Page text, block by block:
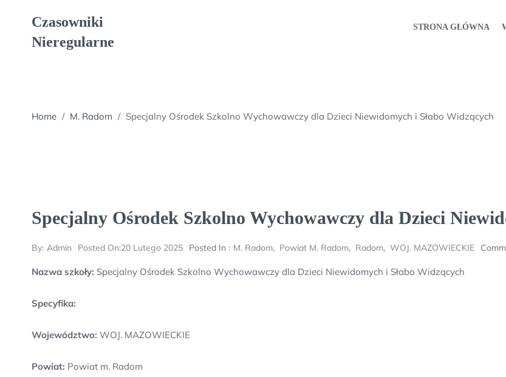
Czasowniki
Nieregularne
STRONA GŁÓWNA
Home / M. Radom / Specjalny Ośrodek Szkolno Wychowawczy dla Dzieci Niewidomych i Słabo Widzących
Specjalny Ośrodek Szkolno Wychowawczy dla Dzieci
By: Admin Posted On:20 Lutego 2025 Posted In : M. Radom, Powiat M. Radom, Radom, WOJ. MAZOWIECKIE
Nazwa szkoły: Specjalny Ośrodek Szkolno Wychowawczy dla Dzieci Niewidomych i Słabo Widzących
Specyfika:
Województwo: WOJ. MAZOWIECKIE
Powiat: Powiat m. Radom